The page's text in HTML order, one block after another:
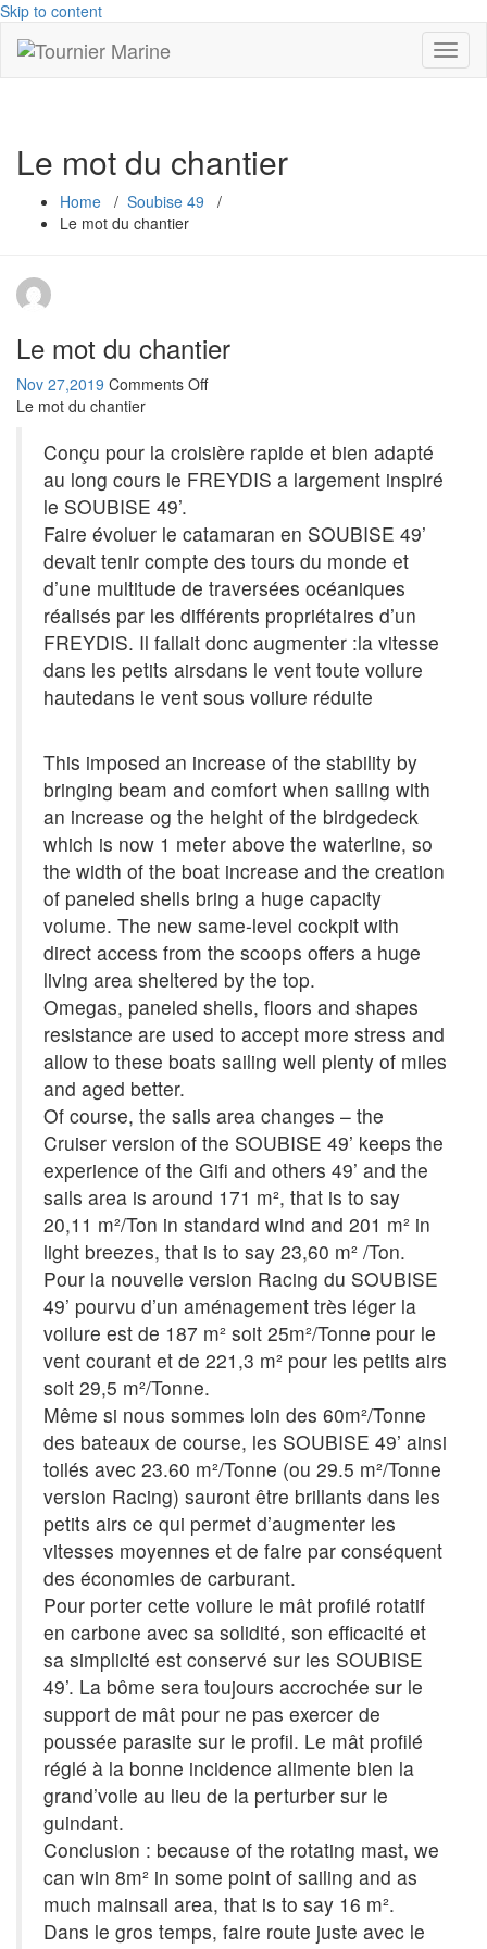
Skip to content
Le mot du chantier
Home / Soubise 49 /
Le mot du chantier
Le mot du chantier
Nov 27,2019 Comments Offon
du
chantier
Le mot du chantier
Conçu pour la croisière rapide et bien adapté
au long cours le FREYDIS a largement inspiré
le SOUBISE 49’.
Faire évoluer le catamaran en SOUBISE 49’
devait tenir compte des tours du monde et
d’une multitude de traversées océaniques
réalisés par les différents propriétaires d’un
FREYDIS. Il fallait donc augmenter :la vitesse
dans les petits airsdans le vent toute voilure
hautedans le vent sous voilure réduite
This imposed an increase of the stability by
bringing beam and comfort when sailing with
an increase og the height of the birdgedeck
which is now 1 meter above the waterline, so
the width of the boat increase and the creation
of paneled shells bring a huge capacity
volume. The new same-level cockpit with
direct access from the scoops offers a huge
living area sheltered by the top.
Omegas, paneled shells, floors and shapes
resistance are used to accept more stress and
allow to these boats sailing well plenty of miles
and aged better.
Of course, the sails area changes – the
Cruiser version of the SOUBISE 49’ keeps the
experience of the Gifi and others 49’ and the
sails area is around 171 m², that is to say
20,11 m²/Ton in standard wind and 201 m² in
light breezes, that is to say 23,60 m² /Ton.
Pour la nouvelle version Racing du SOUBISE
49’ pourvu d’un aménagement très léger la
voilure est de 187 m² soit 25m²/Tonne pour le
vent courant et de 221,3 m² pour les petits airs
soit 29,5 m²/Tonne.
Même si nous sommes loin des 60m²/Tonne
des bateaux de course, les SOUBISE 49’ ainsi
toilés avec 23.60 m²/Tonne (ou 29.5 m²/Tonne
version Racing) sauront être brillants dans les
petits airs ce qui permet d’augmenter les
vitesses moyennes et de faire par conséquent
des économies de carburant.
Pour porter cette voilure le mât profilé rotatif
en carbone avec sa solidité, son efficacité et
sa simplicité est conservé sur les SOUBISE
49’. La bôme sera toujours accrochée sur le
support de mât pour ne pas exercer de
poussée parasite sur le profil. Le mât profilé
réglé à la bonne incidence alimente bien la
grand’voile au lieu de la perturber sur le
guindant.
Conclusion : because of the rotating mast, we
can win 8m² in some point of sailing and as
much mainsail area, that is to say 16 m².
Dans le gros temps, faire route juste avec le